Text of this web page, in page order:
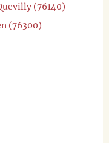
(76140)
(76300)